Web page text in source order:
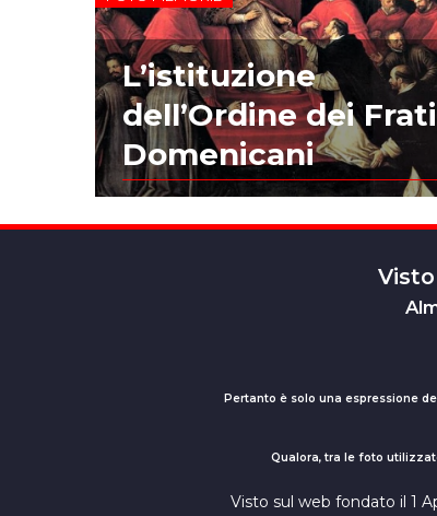
L’istituzione
dell’Ordine dei Frati
Domenicani
Pertanto è solo una espressione
Qualora, tra le foto
Visto sul web fondato il 1